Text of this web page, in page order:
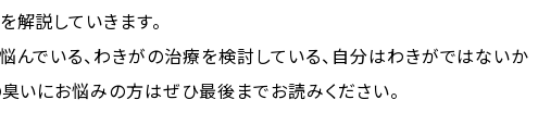
説していきます。
んでいる、わきがの治療を検討している、自分はわきがではないか
いにお悩みの方はぜひ最後までお読みください。